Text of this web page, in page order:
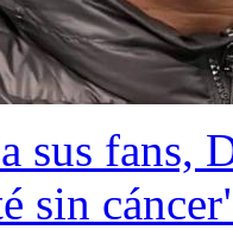
sus fans,
sin